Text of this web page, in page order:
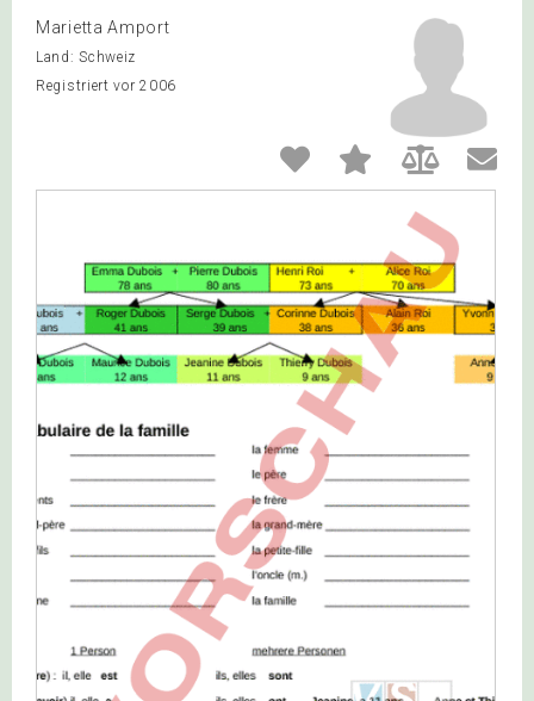
Marietta Amport
Land: Schweiz
Registriert vor 2006